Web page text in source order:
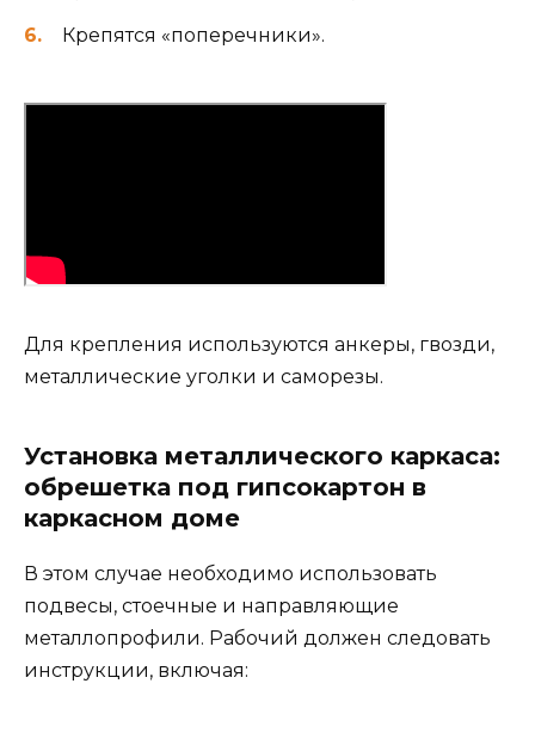
Крепятся «поперечники».
Для крепления используются анкеры, гвозди,
металлические уголки и саморезы.
Установка металлического каркаса:
обрешетка под гипсокартон в
каркасном доме
В этом случае необходимо использовать
подвесы, стоечные и направляющие
металлопрофили. Рабочий должен следовать
инструкции, включая: